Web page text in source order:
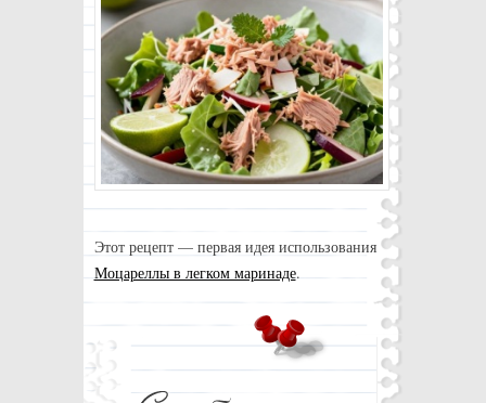
Этот рецепт — первая идея использования
Моцареллы в легком маринаде.